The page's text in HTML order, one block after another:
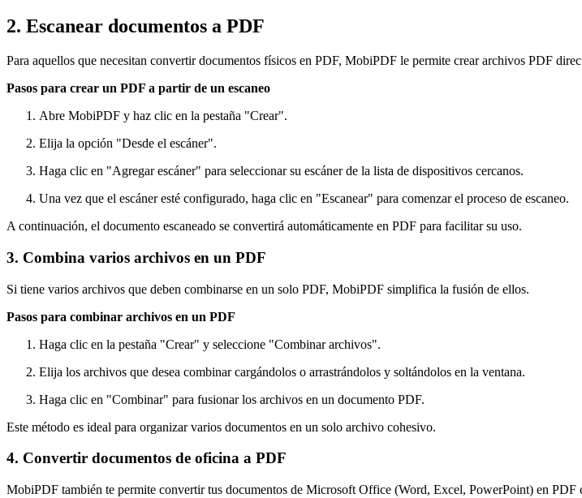
2. Escanear documentos a PDF
Para aquellos que necesitan convertir documentos físicos en PDF, MobiPDF le permite crear archivos PDF
Pasos para crear un PDF a partir de un escaneo
Abre MobiPDF y haz clic en la pestaña "Crear".
Elija la opción "Desde el escáner".
Haga clic en "Agregar escáner" para seleccionar su escáner de la lista de dispositivos cercanos.
Una vez que el escáner esté configurado, haga clic en "Escanear" para comenzar el proceso de escaneo.
A continuación, el documento escaneado se convertirá automáticamente en PDF para facilitar su uso.
3. Combina varios archivos en un PDF
Si tiene varios archivos que deben combinarse en un solo PDF, MobiPDF simplifica la fusión de ellos.
Pasos para combinar archivos en un PDF
Haga clic en la pestaña "Crear" y seleccione "Combinar archivos".
Elija los archivos que desea combinar cargándolos o arrastrándolos y soltándolos en la ventana.
Haga clic en "Combinar" para fusionar los archivos en un documento PDF.
Este método es ideal para organizar varios documentos en un solo archivo cohesivo.
4. Convertir documentos de oficina a PDF
MobiPDF también te permite convertir tus documentos de Microsoft Office (Word, Excel, PowerPoint) en PDF